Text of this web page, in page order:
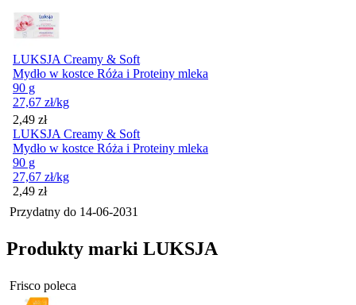
LUKSJA Creamy & Soft
Mydło w kostce Róża i Proteiny mleka
90 g
27,67 zł/kg
Cena
2,49 zł
LUKSJA Creamy & Soft
Mydło w kostce Róża i Proteiny mleka
90 g
27,67 zł/kg
Cena
2,49 zł
Przydatny do 14-06-2031
Produkty marki LUKSJA
Frisco poleca